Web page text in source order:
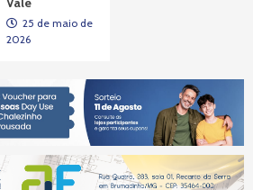
25 de maio de
2026